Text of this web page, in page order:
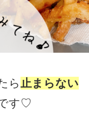
ら止まらない
す♡